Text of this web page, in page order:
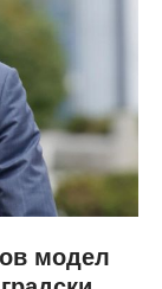
модел